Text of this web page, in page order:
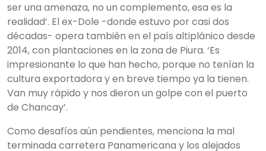
ser una amenaza, no un complemento, esa es la
realidad’. El ex-Dole -donde estuvo por casi dos
décadas- opera también en el país altiplánico desde
2014, con plantaciones en la zona de Piura. ‘Es
impresionante lo que han hecho, porque no tenían la
cultura exportadora y en breve tiempo ya la tienen.
Van muy rápido y nos dieron un golpe con el puerto
de Chancay’.
Como desafíos aún pendientes, menciona la mal
terminada carretera Panamericana y los alejados